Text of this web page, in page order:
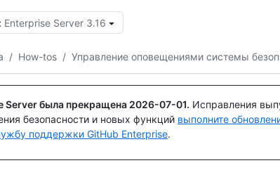
Enterprise Server 3.16
/ How-tos / Управление оповещениями системы
Server была прекращена 2026-07-01. Исправления
безопасности и новых функций выполните
поддержки GitHub Enterprise.